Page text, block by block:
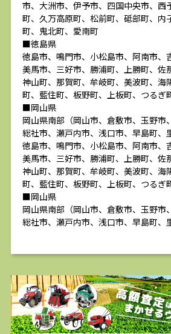
市、大洲市、伊予市、四国中央市、西
町、久万高原町、松前町、砥部町、内
町、鬼北町、愛南町
■徳島県
徳島市、鳴門市、小松島市、阿南市、
美馬市、三好市、勝浦町、上勝町、佐
神山町、那賀町、牟岐町、美波町、海
町、藍住町、板野町、上板町、つるぎ
■岡山県
岡山県南部（岡山市、倉敷市、玉野市
総社市、瀬戸内市、浅口市、早島町、
徳島市、鳴門市、小松島市、阿南市、
美馬市、三好市、勝浦町、上勝町、佐
神山町、那賀町、牟岐町、美波町、海
町、藍住町、板野町、上板町、つるぎ
■岡山県
岡山県南部（岡山市、倉敷市、玉野市
総社市、瀬戸内市、浅口市、早島町、